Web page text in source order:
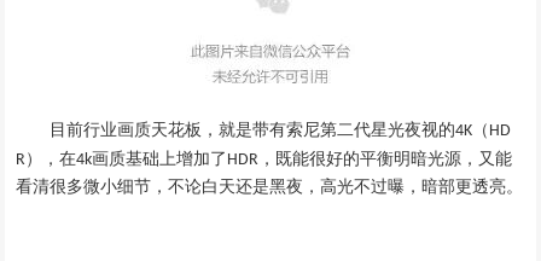
目前行业画质天花板 ，就是带有索尼第二代星光夜视的4K （ HD
R），在4k画质基础上增加了 HDR ， 既能很好的平衡明暗光源 ， 又能
看清很多微小细节 ，不论白天还是黑夜 ，高光不过曝，暗部更透亮。